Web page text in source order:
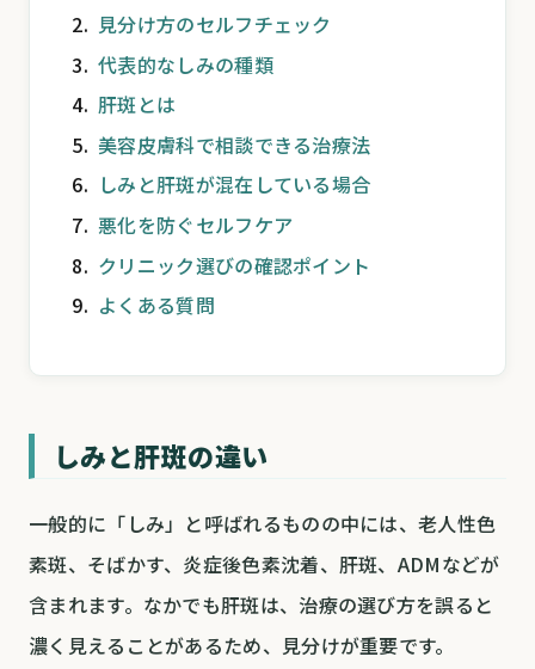
見分け方のセルフチェック
代表的なしみの種類
肝斑とは
美容皮膚科で相談できる治療法
しみと肝斑が混在している場合
悪化を防ぐセルフケア
クリニック選びの確認ポイント
よくある質問
しみと肝斑の違い
一般的に「しみ」と呼ばれるものの中には、老人性色
素斑、そばかす、炎症後色素沈着、肝斑、ADMなどが
含まれます。なかでも肝斑は、治療の選び方を誤ると
濃く見えることがあるため、見分けが重要です。